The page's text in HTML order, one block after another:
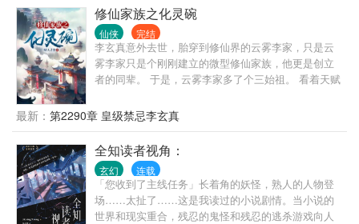
是图。 结果用尽一切手段，却还是没能得到心上人的
青睐。 心灰意冷的陈宝香正打算回乡下去，谁料脑海
里突然出现了一个男人的声音： “照我说的去做，保你
飞上枝头。” · 世家富贵男主魂移贪财女主身体里、与
她共用躯体，替她开挂攀高枝的故事。
修仙家族之化灵碗
仙侠 完结
李玄真意外去世，胎穿到修仙界的云雾李家，只是云
雾李家只是个刚刚建立的微型修仙家族，他更是创立
者的同辈。 于是，云雾李家多了个三始祖。 看着天赋
姐，最后再感受着资质普通的自己，李玄真心累啊。
幸好穿越者配备着金手指的，他发现跟着自己穿越而
来的祖传的玉碗竟然是个宝贝，可以炼化灵物中的灵
气为灵液。 服用灵液修炼速度超快，还没有丹毒，比
丹药强多了。 凭借着化灵碗，李玄真到处搜刮灵物，
赚取灵石，最终走出了一条磕灵物修仙道路。
最新： 第2290章 皇级禁忌李玄真
全知读者视角：
玄幻 连载
「您收到了主线任务」长着角的妖怪，熟人的人物登
场……太扯了……这是我读过的小说剧情。当小说的
世界和现实重合，残忍的鬼怪和残忍的逃杀游戏向人